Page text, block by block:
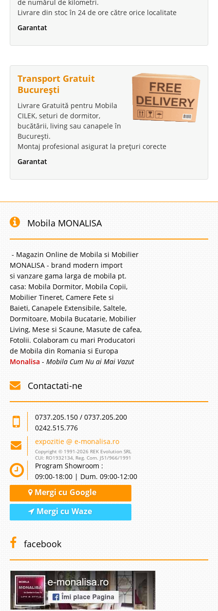
de numărul de kilometri.
Livrare din stoc în 24 de ore către orice localitate
Garantat
Transport Gratuit
București
Livrare Gratuită pentru Mobila
CILEK, seturi de dormitor,
bucătării, living sau canapele în
București.
Montaj profesional asigurat la prețuri corecte
Garantat
Mobila MONALISA
- Magazin Online de Mobila si Mobilier
MONALISA - brand modern import
si vanzare gama larga de mobila pt.
casa: Mobila Dormitor, Mobila Copii,
Mobilier Tineret, Camere Fete si
Baieti, Canapele Extensibile, Saltele,
Dormitoare, Mobila Bucatarie, Mobilier
Living, Mese si Scaune, Masute de cafea,
Fotolii. Colaboram cu mari Producatori
de Mobila din Romania si Europa
Monalisa - Mobila Cum Nu ai Mai Vazut
Contactati-ne
0737.205.150 / 0737.205.200
0242.515.776
expozitie @ e-monalisa.ro
Copyright © 1991-2026 REK Evolution SRL
CUI: RO1932134, Reg. Com. J51/966/1991
Program Showroom :
09:00-18:00 | Dum. 09:00-12:00
Mergi cu Google
Mergi cu Waze
facebook